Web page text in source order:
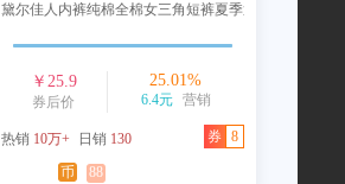
黛尔佳人内裤纯棉全棉女三角短裤夏季透气
￥ 25.9
券后价
25.01%
6.4元 营销
热销 10万+ 日销 130 券 8
币 88